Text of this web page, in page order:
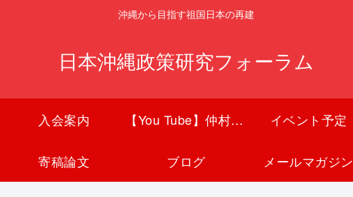
沖縄から目指す祖国日本の再建
日本沖縄政策研究フォーラム
入会案内 【You Tube】仲村覚チャンネル イベント予定
寄稿論文 ブログ メールマガジン